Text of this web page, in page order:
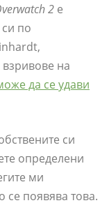
2 е
по
на
да се удави
си
определени
ми
се появява това.